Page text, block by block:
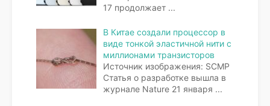
17 продолжает ...
В Китае создали процессор в
виде тонкой эластичной нити с
миллионами транзисторов
Источник изображения: SCMP
Статья о разработке вышла в
журнале Nature 21 января ...